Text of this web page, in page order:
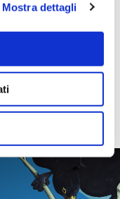
Mostra dettagli